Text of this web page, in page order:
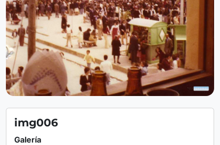
img006
Galería